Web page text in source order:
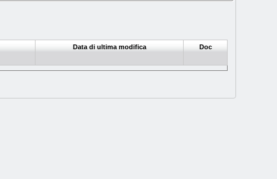
Data di ultima modifica Doc